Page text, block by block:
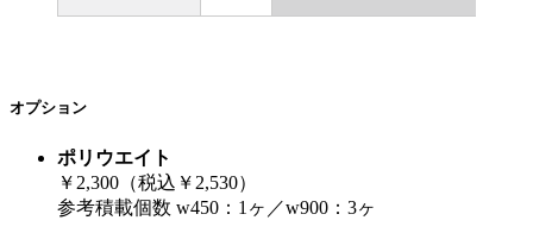
オプション
ポリウエイト
￥2,300（税込￥2,530）
参考積載個数 w450：1ヶ／w900：3ヶ